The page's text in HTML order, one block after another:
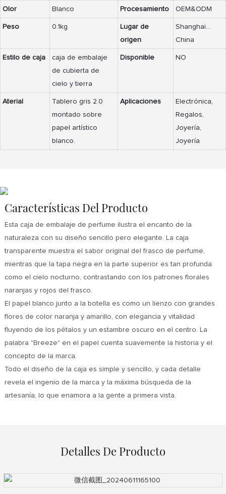
Olor Blanco Procesamiento OEM&ODM
Peso 0.1kg
Lugar de
origen
Shanghai...
China
Estilo de caja
caja de embalaje
de cubierta de
cielo y tierra
Disponible NO
Aterial
Tablero gris 2.0
montado sobre
papel artístico
blanco.
Aplicaciones
Electrónica,
Regalos,
Joyería,
Joyería
Características Del Producto
Esta caja de embalaje de perfume ilustra el encanto de la
naturaleza con su diseño sencillo pero elegante. La caja
transparente muestra el sabor original del frasco de perfume,
mientras que la tapa negra en la parte superior es tan profunda
como el cielo nocturno, contrastando con los patrones florales
naranjas y rojos del frasco.
El papel blanco junto a la botella es como un lienzo con grandes
flores de color naranja y amarillo, con elegancia y vitalidad
fluyendo de los pétalos y un estambre oscuro en el centro. La
palabra "Breeze" en el papel cuenta suavemente la historia y el
concepto de la marca.
Todo el diseño de la caja es simple y sencillo, y cada detalle
revela el ingenio de la marca y la máxima búsqueda de la
artesanía, lo que enamora a la gente a primera vista.
Detalles De Producto